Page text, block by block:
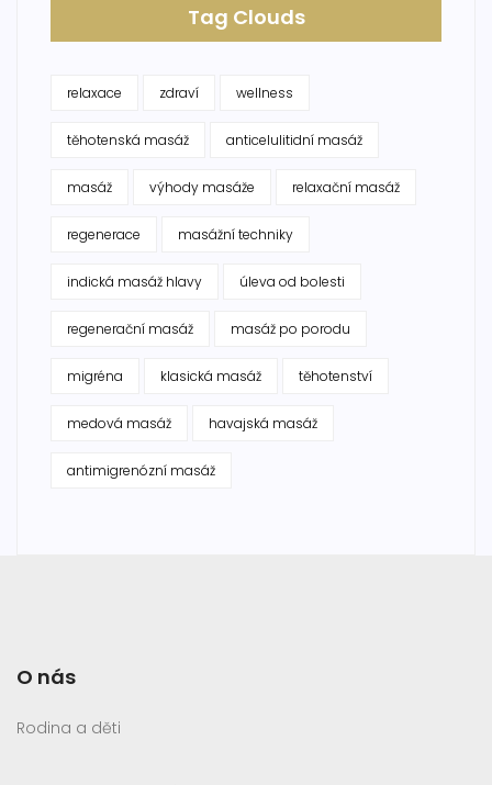
Tag Clouds
relaxace zdraví wellness
těhotenská masáž anticelulitidní masáž
masáž výhody masáže relaxační masáž
regenerace masážní techniky
indická masáž hlavy úleva od bolesti
regenerační masáž masáž po porodu
migréna klasická masáž těhotenství
medová masáž havajská masáž
antimigrenózní masáž
O nás
Rodina a děti